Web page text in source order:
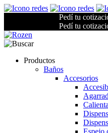
Pedí tu
Pedí tu
Productos
Baños
Accesorios
Espejo